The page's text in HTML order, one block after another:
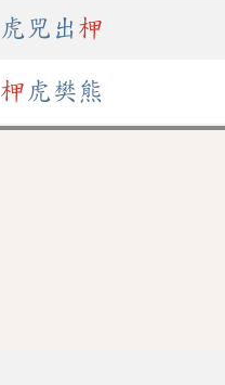
虎兕出 柙
柙 虎樊熊